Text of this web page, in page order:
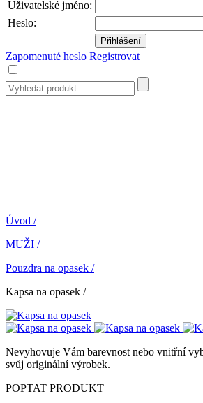
Uživatelské jméno:
Heslo:
Zapomenuté heslo Registrovat
Úvod /
MUŽI /
Pouzdra na opasek /
Kapsa na opasek /
Nevyhovuje Vám barevnost nebo vnitřní
svůj originální výrobek.
POPTAT PRODUKT